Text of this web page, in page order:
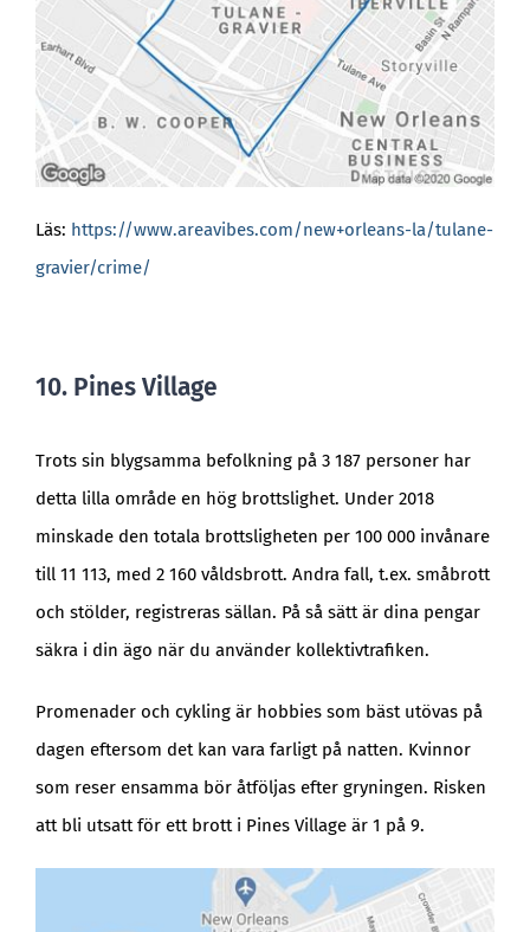
Läs: https://www.areavibes.com/new+orleans-la/tulane-
gravier/crime/
10. Pines Village
Trots sin blygsamma befolkning på 3 187 personer har
detta lilla område en hög brottslighet. Under 2018
minskade den totala brottsligheten per 100 000 invånare
till 11 113, med 2 160 våldsbrott. Andra fall, t.ex. småbrott
och stölder, registreras sällan. På så sätt är dina pengar
säkra i din ägo när du använder kollektivtrafiken.
Promenader och cykling är hobbies som bäst utövas på
dagen eftersom det kan vara farligt på natten. Kvinnor
som reser ensamma bör åtföljas efter gryningen. Risken
att bli utsatt för ett brott i Pines Village är 1 på 9.